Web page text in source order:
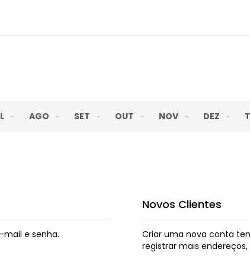
AGO SET OUT NOV DEZ
e senha.
Novos Clientes
Criar uma nova conta
registrar mais